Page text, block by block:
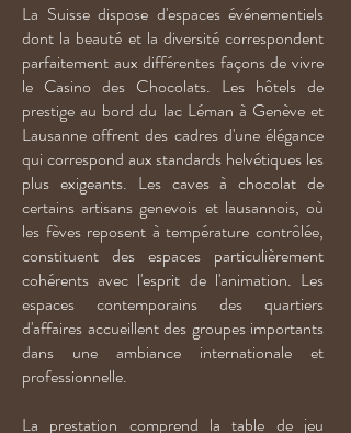
La Suisse dispose d'espaces événementiels
dont la beauté et la diversité correspondent
parfaitement aux différentes façons de vivre
le Casino des Chocolats. Les hôtels de
prestige au bord du lac Léman à Genève et
Lausanne offrent des cadres d'une élégance
qui correspond aux standards helvétiques les
plus exigeants. Les caves à chocolat de
certains artisans genevois et lausannois, où
les fèves reposent à température contrôlée,
constituent des espaces particulièrement
cohérents avec l'esprit de l'animation. Les
espaces contemporains des quartiers
d'affaires accueillent des groupes importants
dans une ambiance internationale et
professionnelle.
La prestation comprend la table de jeu